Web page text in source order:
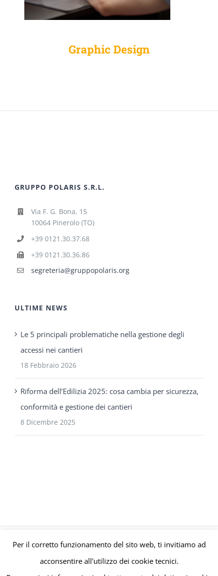
Graphic Design
GRUPPO POLARIS S.R.L.
Via F. G. Bona, 15
10064 Pinerolo (TO)
+39 0121.30.37.68
+39 0121.30.36.86
segreteria@gruppopolaris.org
ULTIME NEWS
Le 5 principali problematiche nella gestione degli
accessi nei cantieri
18 Febbraio 2026
Riforma dell’Edilizia 2025: cosa cambia per sicurezza,
conformità e gestione dei cantieri
8 Dicembre 2025
© Gruppo Polaris P.IVA C.F. Iscriz. CCIAA 08671820010 |Privacy e
Cookie Policy | Powered bymeltingmedia.it
Per il corretto funzionamento del sito web, ti invitiamo ad
acconsentire all'utilizzo dei cookie tecnici.